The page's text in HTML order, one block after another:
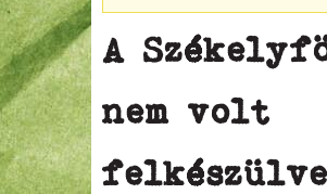
A
nem volt